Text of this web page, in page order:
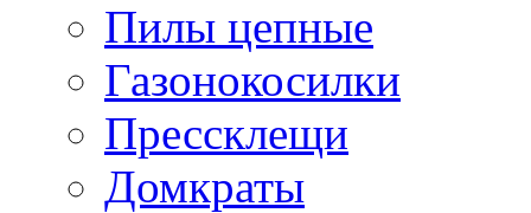
Пилы цепные
Газонокосилки
Прессклещи
Домкраты